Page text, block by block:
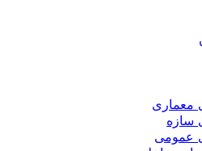
معماری
سازه
عمومی